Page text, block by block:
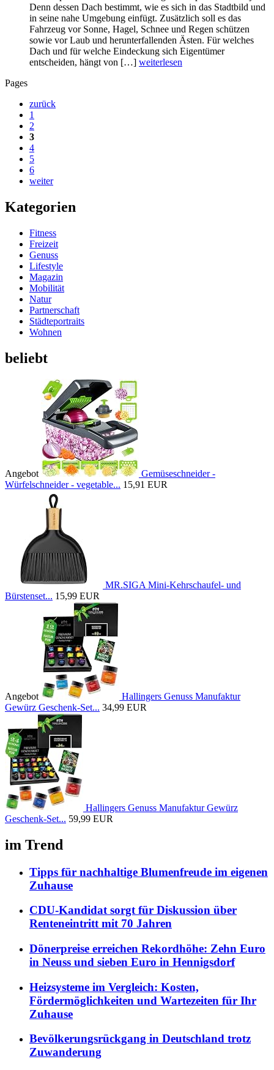
Denn dessen Dach bestimmt, wie es sich in das Stadtbild und
in seine nahe Umgebung einfügt. Zusätzlich soll es das
Fahrzeug vor Sonne, Hagel, Schnee und Regen schützen
sowie vor Laub und herunterfallenden Ästen. Für welches
Dach und für welche Eindeckung sich Eigentümer
entscheiden, hängt von […] weiterlesen
Pages
zurück
1
2
3
4
5
6
weiter
Kategorien
Fitness
Freizeit
Genuss
Lifestyle
Magazin
Mobilität
Natur
Partnerschaft
Städteportraits
Wohnen
beliebt
Angebot
Gemüseschneider -
Würfelschneider - vegetable... 15,91 EUR
MR.SIGA Mini-Kehrschaufel- und
Bürstenset... 15,99 EUR
Angebot
Hallingers Genuss Manufaktur
Gewürz Geschenk-Set... 34,99 EUR
Hallingers Genuss Manufaktur Gewürz
Geschenk-Set... 59,99 EUR
im Trend
Tipps für nachhaltige Blumenfreude im eigenen
Zuhause
CDU-Kandidat sorgt für Diskussion über
Renteneintritt mit 70 Jahren
Dönerpreise erreichen Rekordhöhe: Zehn Euro
in Neuss und sieben Euro in Hennigsdorf
Heizsysteme im Vergleich: Kosten,
Fördermöglichkeiten und Wartezeiten für Ihr
Zuhause
Bevölkerungsrückgang in Deutschland trotz
Zuwanderung